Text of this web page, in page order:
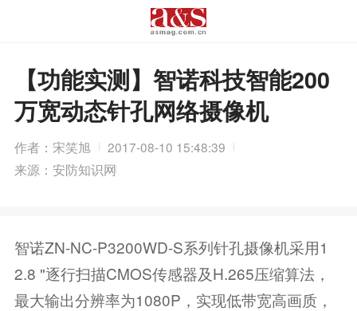
【功能实测】智诺科技智能200
万宽动态针孔网络摄像机
作者：宋笑旭
2017-08-10 15:48:39
来源：安防知识网
智诺ZN-NC-P3200WD-S系列针孔摄像机采用1
2.8 "逐行扫描CMOS传感器及H.265压缩算法，
最大输出分辨率为1080P，实现低带宽高画质，